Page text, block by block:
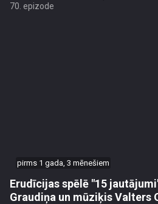
70. epizode
pirms 1 gada, 3 mēnešiem
Erudīcijas spēlē "15
Graudiņa un mūziķis Valters